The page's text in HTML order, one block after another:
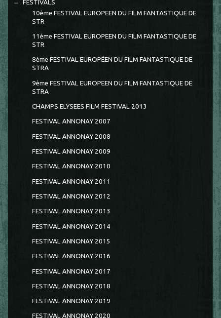
FESTIVALS
10ème FESTIVAL EUROPEEN DU FILM FANTASTIQUE DE
STR
11ème FESTIVAL EUROPEEN DU FILM FANTASTIQUE DE
STR
8ème FESTIVAL EUROPÉEN DU FILM FANTASTIQUE DE
STRA
9ème FESTIVAL EUROPEEN DU FILM FANTASTIQUE DE
STRA
CHAMPS ELYSEES FILM FESTIVAL 2013
FESTIVAL ANNONAY 2007
FESTIVAL ANNONAY 2008
FESTIVAL ANNONAY 2009
FESTIVAL ANNONAY 2010
FESTIVAL ANNONAY 2011
FESTIVAL ANNONAY 2012
FESTIVAL ANNONAY 2013
FESTIVAL ANNONAY 2014
FESTIVAL ANNONAY 2015
FESTIVAL ANNONAY 2016
FESTIVAL ANNONAY 2017
FESTIVAL ANNONAY 2018
FESTIVAL ANNONAY 2019
FESTIVAL ANNONAY 2020